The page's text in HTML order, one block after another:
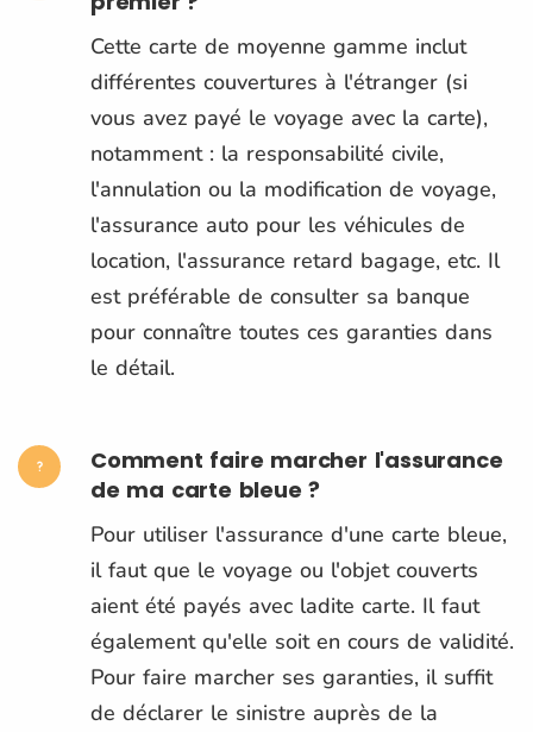
Cette carte de moyenne gamme inclut
différentes couvertures à l'étranger (si
vous avez payé le voyage avec la carte),
notamment : la responsabilité civile,
l'annulation ou la modification de voyage,
l'assurance auto pour les véhicules de
location, l'assurance retard bagage, etc. Il
est préférable de consulter sa banque
pour connaître toutes ces garanties dans
le détail.
Comment faire marcher l'assurance
de ma carte bleue ?
Pour utiliser l'assurance d'une carte bleue,
il faut que le voyage ou l'objet couverts
aient été payés avec ladite carte. Il faut
également qu'elle soit en cours de validité.
Pour faire marcher ses garanties, il suffit
de déclarer le sinistre auprès de la